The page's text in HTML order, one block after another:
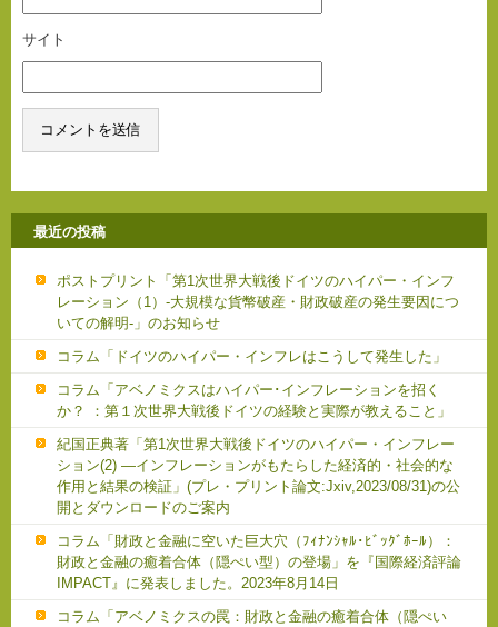
サイト
最近の投稿
ポストプリント「第1次世界大戦後ドイツのハイパー・インフ
レーション（1）-大規模な貨幣破産・財政破産の発生要因につ
いての解明-」のお知らせ
コラム「ドイツのハイパー・インフレはこうして発生した」
コラム「アベノミクスはハイパー･インフレーションを招く
か？ ：第１次世界大戦後ドイツの経験と実際が教えること」
紀国正典著「第1次世界大戦後ドイツのハイパー・インフレー
ション(2) ―インフレーションがもたらした経済的・社会的な
作用と結果の検証」(プレ・プリント論文:Jxiv,2023/08/31)の公
開とダウンロードのご案内
コラム「財政と金融に空いた巨大穴（ﾌｨﾅﾝｼｬﾙ･ﾋﾞｯｸﾞﾎｰﾙ）：
財政と金融の癒着合体（隠ぺい型）の登場」を『国際経済評論
IMPACT』に発表しました。2023年8月14日
コラム「アベノミクスの罠：財政と金融の癒着合体（隠ぺい